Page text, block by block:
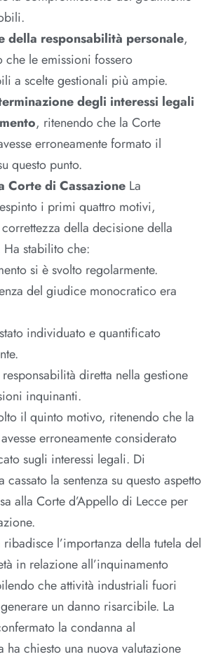
della responsabilità personale,
che le emissioni fossero
a scelte gestionali più ampie.
degli interessi legali
, ritenendo che la Corte
erroneamente formato il
questo punto.
Corte di Cassazione La
i primi quattro motivi,
della decisione della
Ha stabilito che:
si è svolto regolarmente.
del giudice monocratico era
individuato e quantificato
diretta nella gestione
inquinanti.
il quinto motivo, ritenendo che la
erroneamente considerato
sugli interessi legali. Di
cassato la sentenza su questo aspetto
alla Corte d’Appello di Lecce per
ribadisce l’importanza della tutela del
in relazione all’inquinamento
che attività industriali fuori
un danno risarcibile. La
la condanna al
ha chiesto una nuova valutazione